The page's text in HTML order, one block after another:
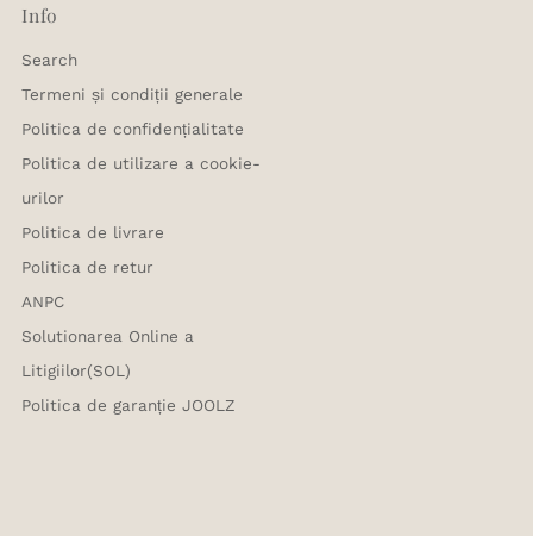
Info
Search
Termeni și condiții generale
Politica de confidențialitate
Politica de utilizare a cookie-
urilor
Politica de livrare
Politica de retur
ANPC
Solutionarea Online a
Litigiilor(SOL)
Politica de garanție JOOLZ